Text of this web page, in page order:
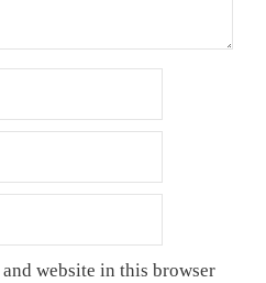
website in this browser